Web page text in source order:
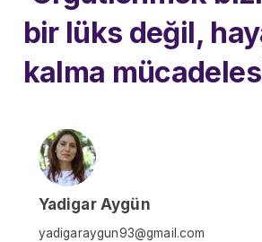
bir lüks değil,
kalma
Yadigar Aygün
yadigaraygun93@gmail.com